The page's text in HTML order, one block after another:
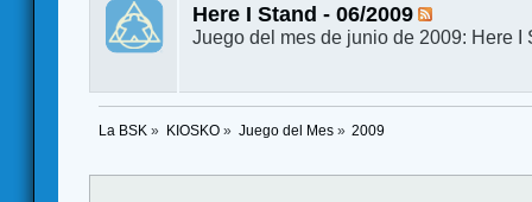
Here I Stand - 06/2009
Juego del mes de junio de 2009: Here I
La BSK » KIOSKO» Juego del Mes» 2009